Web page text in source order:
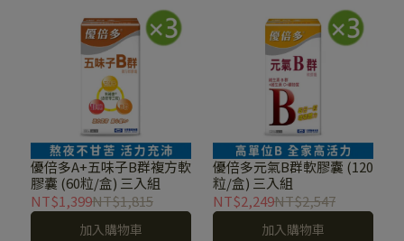
優倍多A+五味子B群複方軟
膠囊 (60粒/盒) 三入組
NT$1,399NT$1,815
加入購物車
優倍多元氣B群軟膠囊 (120
粒/盒) 三入組
NT$2,249NT$2,547
加入購物車